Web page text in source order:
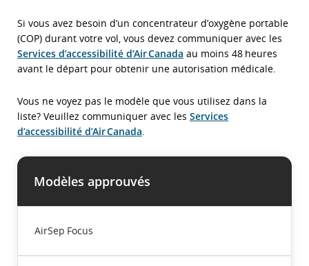
Si vous avez besoin d’un concentrateur d’oxygène portable
(COP) durant votre vol, vous devez communiquer avec les
Services d’accessibilité d’Air Canada au moins 48 heures
avant le départ pour obtenir une autorisation médicale.
Vous ne voyez pas le modèle que vous utilisez dans la
liste? Veuillez communiquer avec les Services
d’accessibilité d’Air Canada.
Modèles approuvés
Il
quatre
AirSep Focus